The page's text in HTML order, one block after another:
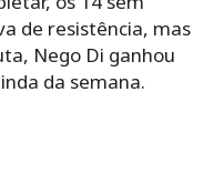
de resistência, mas
Nego Di ganhou
da semana.